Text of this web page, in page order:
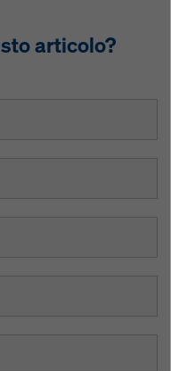
articolo?